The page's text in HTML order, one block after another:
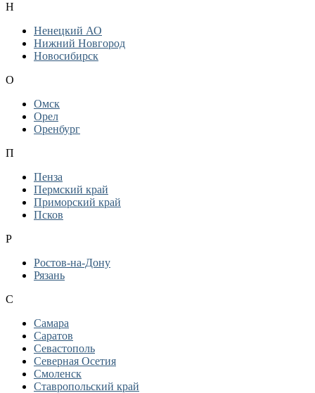
Н
Ненецкий АО
Нижний Новгород
Новосибирск
О
Омск
Орел
Оренбург
П
Пенза
Пермский край
Приморский край
Псков
Р
Ростов-на-Дону
Рязань
С
Самара
Саратов
Севастополь
Северная Осетия
Смоленск
Ставропольский край